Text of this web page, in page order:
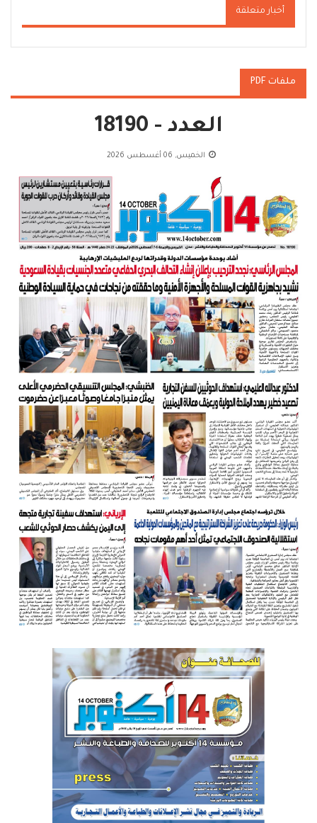
أخبار متعلقة
ملفات PDF
العدد - 18190
الخميس, 06 أغسطس 2026